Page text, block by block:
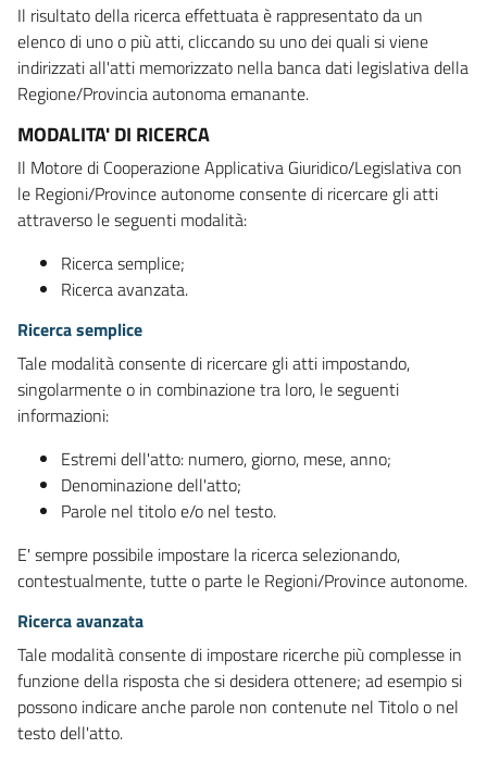
Il risultato della ricerca effettuata è rappresentato da un
elenco di uno o più atti, cliccando su uno dei quali si viene
indirizzati all'atti memorizzato nella banca dati legislativa della
Regione/Provincia autonoma emanante.
MODALITA' DI RICERCA
Il Motore di Cooperazione Applicativa Giuridico/Legislativa con
le Regioni/Province autonome consente di ricercare gli atti
attraverso le seguenti modalità:
Ricerca semplice;
Ricerca avanzata.
Ricerca semplice
Tale modalità consente di ricercare gli atti impostando,
singolarmente o in combinazione tra loro, le seguenti
informazioni:
Estremi dell'atto: numero, giorno, mese, anno;
Denominazione dell'atto;
Parole nel titolo e/o nel testo.
E' sempre possibile impostare la ricerca selezionando,
contestualmente, tutte o parte le Regioni/Province autonome.
Ricerca avanzata
Tale modalità consente di impostare ricerche più complesse in
funzione della risposta che si desidera ottenere; ad esempio si
possono indicare anche parole non contenute nel Titolo o nel
testo dell'atto.